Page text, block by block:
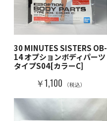
30 MINUTES SISTERS OB-
14 オプションボディパーツ
タイプS04[カラーC]
￥1,100 （税込）